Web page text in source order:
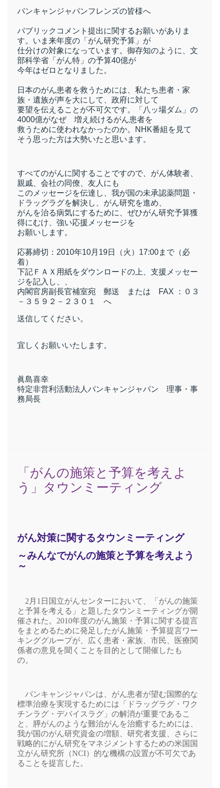
パンキャンジャパンフレンズの皆様へ
パブリックコメント提出に関するお願いがありま
す。いま来年度の「がん研究予算」が
仕分けの対象になっています。御存知のように、文
部科学省「がん特」の予算40億が
今年はゼロとなりました。
日本のがん患者を救うためには、私たち患者・家
族・遺族が声を大にして、政府に対して
要望を伝えることが不可欠です。「八ッ場ダム」の
4000億がなぜ 増え続けるがん患者を
救うために使われなかったのか。
NHK番組を見て
そう思った方は大勢いたと思います。
すべてのがんに関することですので、がん体験者、
親戚、会社の同僚、友人にも
このメッセージを伝達し、我が国の未承認薬問題・
ドラッグラグを解決し、がん研究を進め、
がんを治る病気にするために、ぜひがん研究予算獲
得にむけ、強い応援メッセージを
お願いします。
応募締切： 2010年10月 19日（火） 17:00まで（必
着）
下記ＦＡＸ用紙をダウンロードの上、支援メッセー
ジを記入し、、
内閣官房副長官補室宛 郵送 または FAX
：０３
－３５９２－２３０１ へ
送信してください。
宜しくお願いいたします。
眞島喜幸
特定非営利活動法人パンキャンジャパン 理事・事
務局長
「がんの施策と予算を考えよ
う」タウンミーティング
がん対策に関するタウンミーティング
～みんなでがんの施策と予算を考えよう
～
2 月 1 日国立がんセンターにおいて、「がんの施策
と予算を考える」と題したタウンミーティングが開
催された。 2010年度のがん施策・予算に関する提言
をまとめるために発足したがん施策・予算提言ワー
キンググループが、広く患者・家族、市民、医療関
係者の意見を聞くことを目的として開催したも
の。
パンキャンジャパンは、がん患者が望む国際的な
標準治療を実現するためには「ドラッグラグ・ワク
チンラグ・デバイスラグ」の解消が重要であるこ
と、膵がんのような難治がんを治癒するためには、
我が国のがん研究資金の増額、研究者支援、さらに
戦略的にがん研究をマネジメントするための米国国
立がん研究所（NCI）的な機構の設置が不可欠であ
ることを提言した。